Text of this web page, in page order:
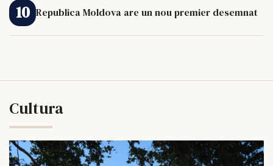
Republica Moldova are un nou premier desemnat
Cultura